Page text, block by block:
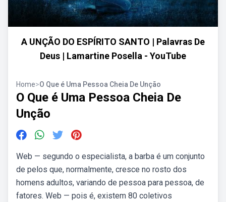
A UNÇÃO DO ESPÍRITO SANTO | Palavras De
Deus | Lamartine Posella - YouTube
Home>O Que é Uma Pessoa Cheia De Unção
O Que é Uma Pessoa Cheia De
Unção
Web — segundo o especialista, a barba é um conjunto
de pelos que, normalmente, cresce no rosto dos
homens adultos, variando de pessoa para pessoa, de
fatores. Web — pois é, existem 80 coletivos